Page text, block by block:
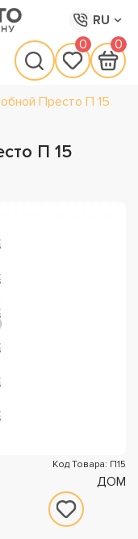
RU
0 0
Престо П 15
П 15
Код Товара: П15
ДОМ